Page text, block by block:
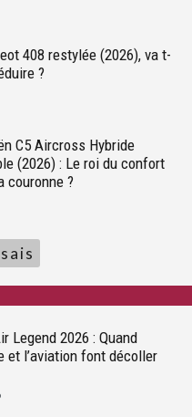
408 restylée (2026), va t-
?
C5 Aircross Hybride
(2026) : Le roi du confort
couronne ?
Legend 2026 : Quand
et l’aviation font décoller